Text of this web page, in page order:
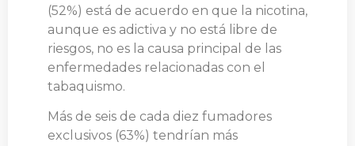
(52%) está de acuerdo en que la nicotina,
aunque es adictiva y no está libre de
riesgos, no es la causa principal de las
enfermedades relacionadas con el
tabaquismo.
Más de seis de cada diez fumadores
exclusivos (63%) tendrían más